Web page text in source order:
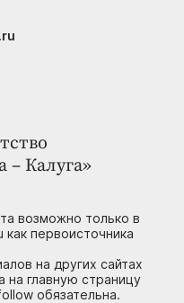
– Калуга»
возможно только в
первоисточника
на других сайтах
на главную страницу
обязательна.